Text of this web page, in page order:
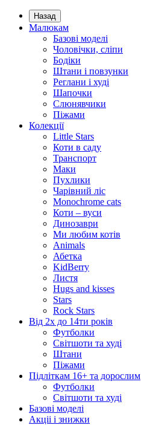
Назад
Малюкам
Базові моделі
Чоловічки, сліпи
Бодіки
Штани і повзунки
Реглани і худі
Шапочки
Слюнявчики
Піжами
Колекції
Little Stars
Коти в саду
Транспорт
Маки
Пухлики
Чарівний ліс
Monochrome cats
Коти – вуси
Динозаври
Ми любим котів
Animals
Абетка
KidBerry
Листя
Hugs and kisses
Stars
Rock Stars
Від 2х до 14ти років
Футболки
Світшоти та худі
Штани
Піжами
Підліткам 16+ та дорослим
Футболки
Світшоти та худі
Базові моделі
Акціі і знижки